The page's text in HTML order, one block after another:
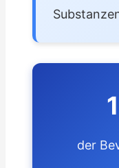
der